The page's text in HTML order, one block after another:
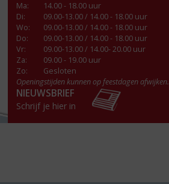
Ma:
14.00 - 18.00 uur
Di:
09.00-13.00 / 14.00 - 18.00 uur
Wo:
09.00-13.00 / 14.00 - 18.00 uur
Do:
09.00-13.00 / 14.00 - 18.00 uur
Vr:
09.00-13.00 / 14.00- 20.00 uur
Za:
09.00 - 19.00 uur
Zo:
Gesloten
Openingstijden kunnen op feestdagen afwijken.
NIEUWSBRIEF
Schrijf je hier in